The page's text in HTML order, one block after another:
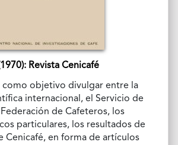
Revista Cenicafé
como objetivo divulgar entre la
internacional, el Servicio de
de Cafeteros, los
particulares, los resultados de
Cenicafé, en forma de artículos